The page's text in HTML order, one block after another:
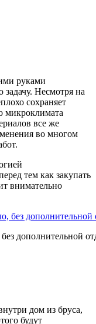
руками
задачу. Несмотря на
сохраняет
микроклимата
все же
во многом
тем как закупать
внимательно
дополнительной
дом из бруса,
будут